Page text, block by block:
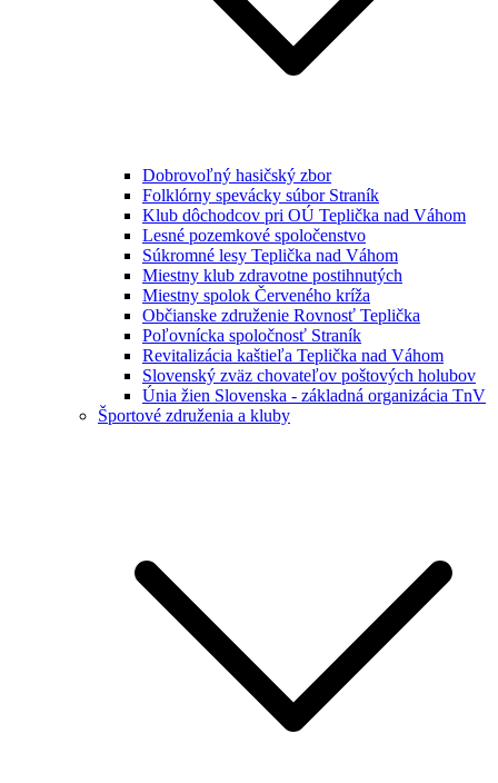
Dobrovoľný hasičský zbor
Folklórny spevácky súbor Straník
Klub dôchodcov pri OÚ Teplička nad Váhom
Lesné pozemkové spoločenstvo
Súkromné lesy Teplička nad Váhom
Miestny klub zdravotne postihnutých
Miestny spolok Červeného kríža
Občianske združenie Rovnosť Teplička
Poľovnícka spoločnosť Straník
Revitalizácia kaštieľa Teplička nad Váhom
Slovenský zväz chovateľov poštových holubov
Únia žien Slovenska - základná organizácia TnV
Športové združenia a kluby